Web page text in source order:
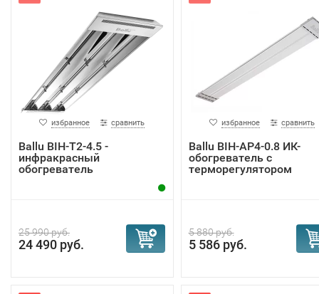
избранное сравнить
Ballu BIH-T2-4.5 -
инфракрасный
обогреватель
25 990 руб.
24 490 руб.
избранное сравнить
Ballu BIH-AP4-0.8 ИК-
обогреватель с
терморегулятором
5 880 руб.
5 586 руб.